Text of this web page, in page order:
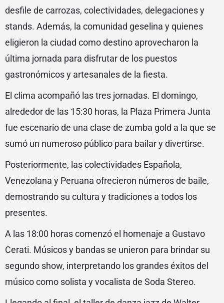
desfile de carrozas, colectividades, delegaciones y
stands. Además, la comunidad geselina y quienes
eligieron la ciudad como destino aprovecharon la
última jornada para disfrutar de los puestos
gastronómicos y artesanales de la fiesta.
El clima acompañó las tres jornadas. El domingo,
alrededor de las 15:30 horas, la Plaza Primera Junta
fue escenario de una clase de zumba gold a la que se
sumó un numeroso público para bailar y divertirse.
Posteriormente, las colectividades Española,
Venezolana y Peruana ofrecieron números de baile,
demostrando su cultura y tradiciones a todos los
presentes.
A las 18:00 horas comenzó el homenaje a Gustavo
Cerati. Músicos y bandas se unieron para brindar su
segundo show, interpretando los grandes éxitos del
músico como solista y vocalista de Soda Stereo.